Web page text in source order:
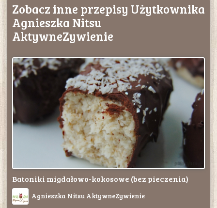
Zobacz inne przepisy Użytkownika
Agnieszka Nitsu
AktywneZywienie
Batoniki migdałowo-kokosowe (bez pieczenia)
Agnieszka Nitsu AktywneZywienie